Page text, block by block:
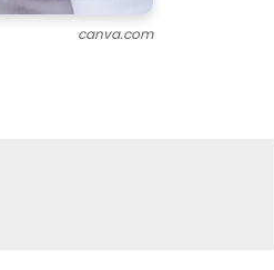
canva.com